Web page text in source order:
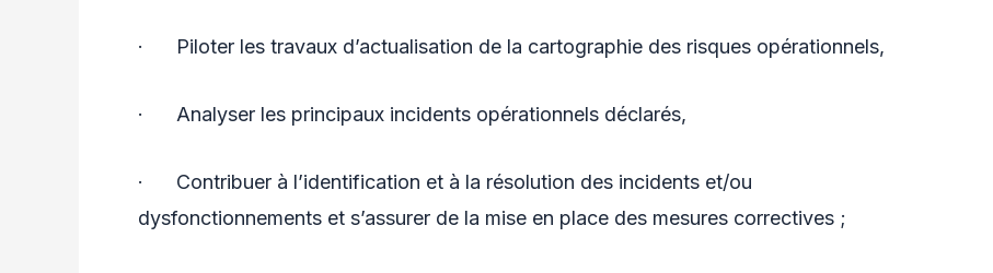
· Piloter les travaux d’actualisation de la cartographie des risques opérationnels,
· Analyser les principaux incidents opérationnels déclarés,
· Contribuer à l’identification et à la résolution des incidents et/ou
dysfonctionnements et s’assurer de la mise en place des mesures correctives ;